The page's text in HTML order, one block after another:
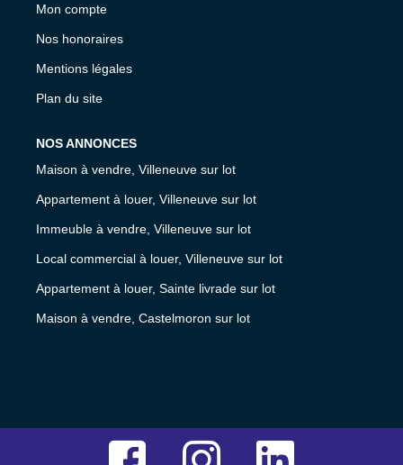
Mon compte
Nos honoraires
Mentions légales
Plan du site
NOS ANNONCES
Maison à vendre, Villeneuve sur lot
Appartement à louer, Villeneuve sur lot
Immeuble à vendre, Villeneuve sur lot
Local commercial à louer, Villeneuve sur lot
Appartement à louer, Sainte livrade sur lot
Maison à vendre, Castelmoron sur lot